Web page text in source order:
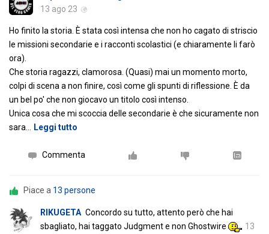
13 ago 23
Ho finito la storia. È stata così intensa che non ho cagato di striscio
le missioni secondarie e i racconti scolastici (e chiaramente li farò
ora).
Che storia ragazzi, clamorosa. (Quasi) mai un momento morto,
colpi di scena a non finire, così come gli spunti di riflessione. È da
un bel po' che non giocavo un titolo così intenso.
Unica cosa che mi scoccia delle secondarie è che sicuramente non
sara… Leggi tutto
Commenta
Piace a 13 persone
RIKUGETA Concordo su tutto, attento però che hai
sbagliato, hai taggato Judgment e non Ghostwire
13